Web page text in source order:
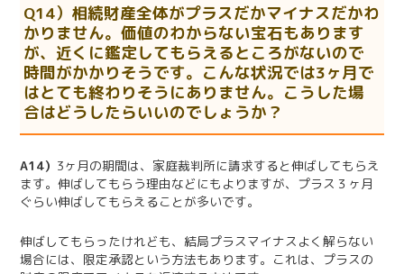
Q14）相続財産全体がプラスだかマイナスだかわ
かりません。価値のわからない宝石もあります
が、近くに鑑定してもらえるところがないので
時間がかかりそうです。こんな状況では3ヶ月で
はとても終わりそうにありません。こうした場
合はどうしたらいいのでしょうか？
A14） 3ヶ月の期間は、家庭裁判所に請求すると伸ばしてもらえ
ます。伸ばしてもらう理由などにもよりますが、プラス３ヶ月
ぐらい伸ばしてもらえることが多いです。
伸ばしてもらったけれども、結局プラスマイナスよく解らない
場合には、限定承認という方法もあります。これは、プラスの